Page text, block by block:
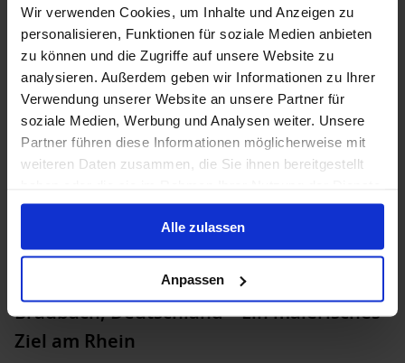
Wir verwenden Cookies, um Inhalte und Anzeigen zu
personalisieren, Funktionen für soziale Medien anbieten
zu können und die Zugriffe auf unsere Website zu
analysieren. Außerdem geben wir Informationen zu Ihrer
Verwendung unserer Website an unsere Partner für
soziale Medien, Werbung und Analysen weiter. Unsere
Partner führen diese Informationen möglicherweise mit
weiteren Daten zusammen, die Sie ihnen bereitgestellt
gesammelt haben.
Alle zulassen
Anpassen
Bis zu 74 € Bordguthaben
1 Okt. 2027 7Nächte 6 Alternativen
Außenkabine ab
1,299 € p. P.
Balkonkabine ab
1,519 €
ab
1,949 €
Mehr laden
Braubach, Deutschland – Ein malerisches
Ziel am Rhein